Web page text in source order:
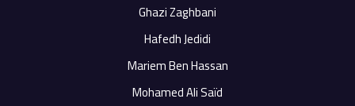
Ghazi Zaghbani
Hafedh Jedidi
Mariem Ben Hassan
Mohamed Ali Saïd